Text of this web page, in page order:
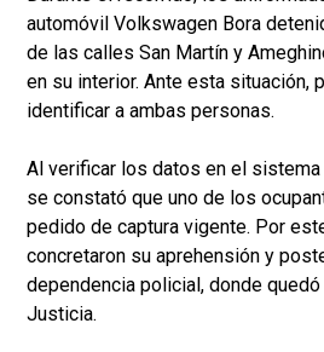
automóvil Volkswagen Bora
de las calles San Martín y
en su interior. Ante esta situación,
identificar a ambas personas.
Al verificar los datos en el
se constató que uno de los
pedido de captura vigente. Por
concretaron su aprehensión y
dependencia policial, donde
Justicia.